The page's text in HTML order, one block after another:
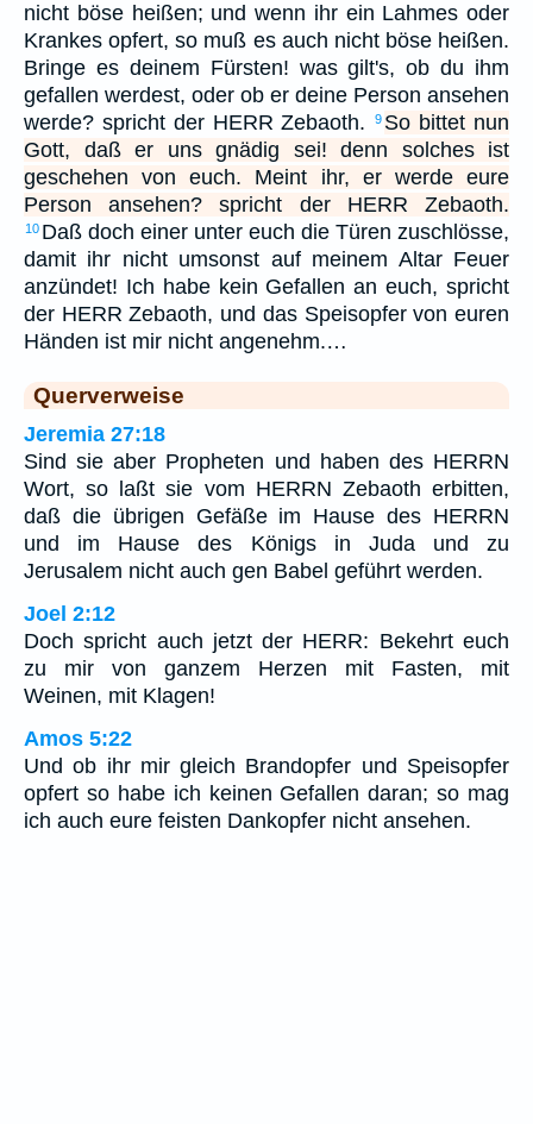
nicht böse heißen; und wenn ihr ein Lahmes oder
Krankes opfert, so muß es auch nicht böse heißen.
Bringe es deinem Fürsten! was gilt's, ob du ihm
gefallen werdest, oder ob er deine Person ansehen
werde? spricht der HERR Zebaoth.
9 So bittet nun
Gott, daß er uns gnädig sei! denn solches ist
geschehen von euch. Meint ihr, er werde eure
Person ansehen? spricht der HERR Zebaoth.
10 Daß doch einer unter euch die Türen zuschlösse,
damit ihr nicht umsonst auf meinem Altar Feuer
anzündet! Ich habe kein Gefallen an euch, spricht
der HERR Zebaoth, und das Speisopfer von euren
Händen ist mir nicht angenehm.…
Querverweise
Jeremia 27:18
Sind sie aber Propheten und haben des HERRN
Wort, so laßt sie vom HERRN Zebaoth erbitten,
daß die übrigen Gefäße im Hause des HERRN
und im Hause des Königs in Juda und zu
Jerusalem nicht auch gen Babel geführt werden.
Joel 2:12
Doch spricht auch jetzt der HERR: Bekehrt euch
zu mir von ganzem Herzen mit Fasten, mit
Weinen, mit Klagen!
Amos 5:22
Und ob ihr mir gleich Brandopfer und Speisopfer
opfert so habe ich keinen Gefallen daran; so mag
ich auch eure feisten Dankopfer nicht ansehen.